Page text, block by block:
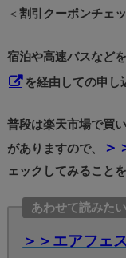
＜ 割引クーポンチェ
宿泊や高速バスなど
を経由しての申し
普段は楽天市場で買
がありますので、
＞
ェックしてみること
あわせて読みたい
＞＞エアフェ